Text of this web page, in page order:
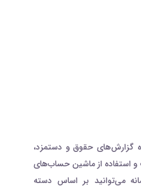
گزارش‌های حقوق و دستمزد،
استفاده از ماشین حساب‌های
می‌توانید بر اساس دسته